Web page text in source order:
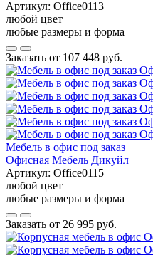
Артикул: Office0113
любой цвет
любые размеры и форма
Заказать от 107 448 руб.
Мебель в офис под заказ
Офисная Мебель Дикуйл
Артикул: Office0115
любой цвет
любые размеры и форма
Заказать от 26 995 руб.